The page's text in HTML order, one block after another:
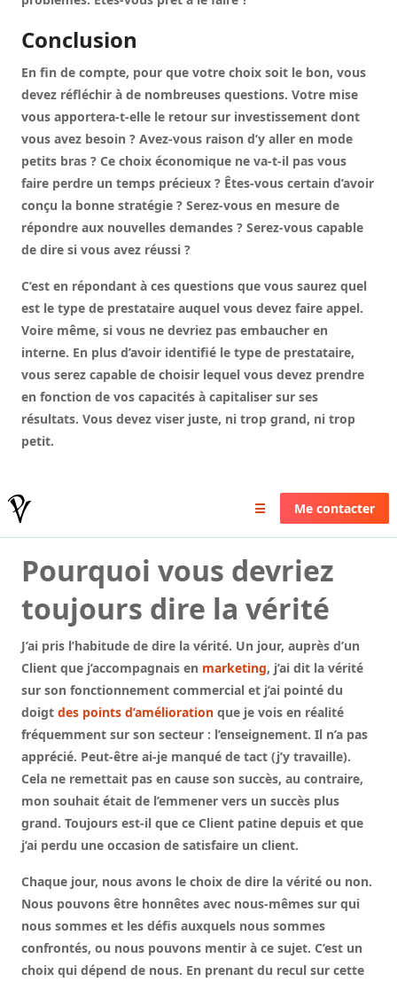
Conclusion
En fin de compte, pour que votre choix soit le bon, vous
devez réfléchir à de nombreuses questions. Votre mise
vous apportera-t-elle le retour sur investissement dont
vous avez besoin ? Avez-vous raison d’y aller en mode
petits bras ? Ce choix économique ne va-t-il pas vous
faire perdre un temps précieux ? Êtes-vous certain d’avoir
conçu la bonne stratégie ? Serez-vous en mesure de
répondre aux nouvelles demandes ? Serez-vous capable
de dire si vous avez réussi ?
C’est en répondant à ces questions que vous saurez quel
est le type de prestataire auquel vous devez faire appel.
Voire même, si vous ne devriez pas embaucher en
interne. En plus d’avoir identifié le type de prestataire,
vous serez capable de choisir lequel vous devez prendre
en fonction de vos capacités à capitaliser sur ses
résultats. Vous devez viser juste, ni trop grand, ni trop
petit.
Pierrick Valin ☰ Me contacter
Pourquoi vous devriez
toujours dire la vérité
J’ai pris l’habitude de dire la vérité. Un jour, auprès d’un
Client que j’accompagnais en marketing, j’ai dit la vérité
sur son fonctionnement commercial et j’ai pointé du
doigt des points d’amélioration que je vois en réalité
fréquemment sur son secteur : l’enseignement. Il n’a pas
apprécié. Peut-être ai-je manqué de tact (j’y travaille).
Cela ne remettait pas en cause son succès, au contraire,
mon souhait était de l’emmener vers un succès plus
grand. Toujours est-il que ce Client patine depuis et que
j’ai perdu une occasion de satisfaire un client.
Chaque jour, nous avons le choix de dire la vérité ou non.
Nous pouvons être honnêtes avec nous-mêmes sur qui
nous sommes et les défis auxquels nous sommes
confrontés, ou nous pouvons mentir à ce sujet. C’est un
choix qui dépend de nous. En prenant du recul sur cette